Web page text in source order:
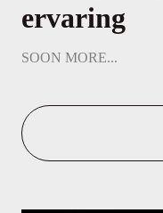
ervaring
SOON MORE...